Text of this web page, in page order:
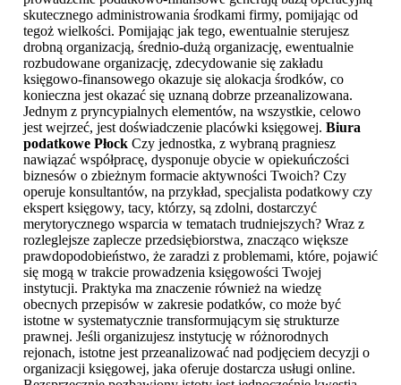
skutecznego administrowania środkami firmy, pomijając od
tegoż wielkości. Pomijając jak tego, ewentualnie sterujesz
drobną organizacją, średnio-dużą organizację, ewentualnie
rozbudowane organizację, zdecydowanie się zakładu
księgowo-finansowego okazuje się alokacja środków, co
konieczna jest okazać się uznaną dobrze przeanalizowana.
Jednym z pryncypialnych elementów, na wszystkie, celowo
jest wejrzeć, jest doświadczenie placówki księgowej. Biura
podatkowe Płock Czy jednostka, z wybraną pragniesz
nawiązać współpracę, dysponuje obycie w opiekuńczości
biznesów o zbieżnym formacie aktywności Twoich? Czy
operuje konsultantów, na przykład, specjalista podatkowy czy
ekspert księgowy, tacy, którzy, są zdolni, dostarczyć
merytorycznego wsparcia w tematach trudniejszych? Wraz z
rozleglejsze zaplecze przedsiębiorstwa, znacząco większe
prawdopodobieństwo, że zaradzi z problemami, które, pojawić
się mogą w trakcie prowadzenia księgowości Twojej
instytucji. Praktyka ma znaczenie również na wiedzę
obecnych przepisów w zakresie podatków, co może być
istotne w systematycznie transformującym się strukturze
prawnej. Jeśli organizujesz instytucję w różnorodnych
rejonach, istotne jest przeanalizować nad podjęciem decyzji o
organizacji księgowej, jaka oferuje dostarcza usługi online.